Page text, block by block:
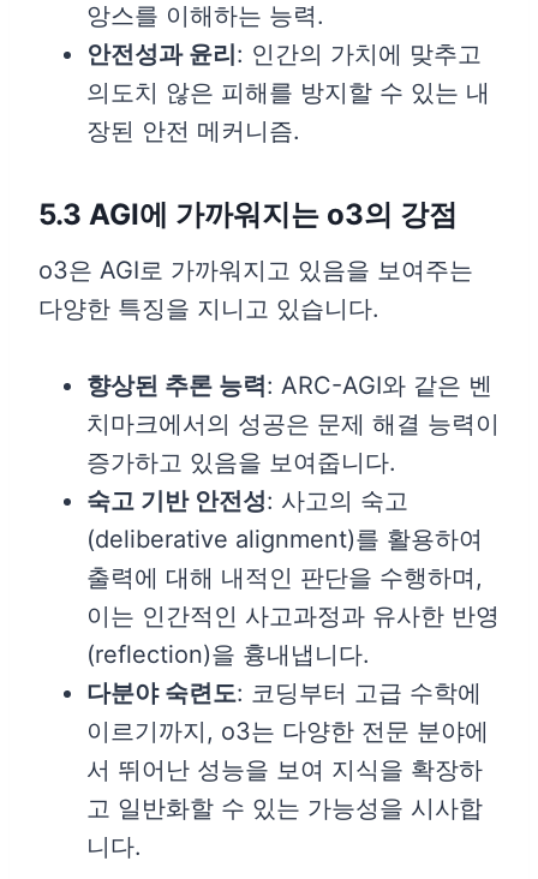
앙스를 이해하는 능력.
안전성과 윤리: 인간의 가치에 맞추고
의도치 않은 피해를 방지할 수 있는 내
장된 안전 메커니즘.
5.3 AGI에 가까워지는 o3의 강점
o3은 AGI로 가까워지고 있음을 보여주는
다양한 특징을 지니고 있습니다.
향상된 추론 능력: ARC-AGI와 같은 벤
치마크에서의 성공은 문제 해결 능력이
증가하고 있음을 보여줍니다.
숙고 기반 안전성: 사고의 숙고
(deliberative alignment)를 활용하여
출력에 대해 내적인 판단을 수행하며,
이는 인간적인 사고과정과 유사한 반영
(reflection)을 흉내냅니다.
다분야 숙련도: 코딩부터 고급 수학에
이르기까지, o3는 다양한 전문 분야에
서 뛰어난 성능을 보여 지식을 확장하
고 일반화할 수 있는 가능성을 시사합
니다.